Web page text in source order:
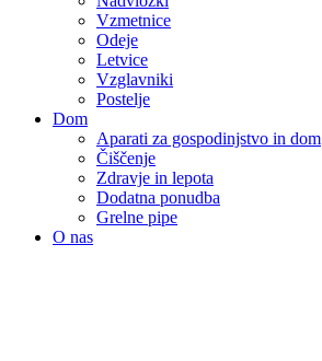
Vzmetnice
Odeje
Letvice
Vzglavniki
Postelje
Dom
Aparati za gospodinjstvo in dom
Čiščenje
Zdravje in lepota
Dodatna ponudba
Grelne pipe
O nas